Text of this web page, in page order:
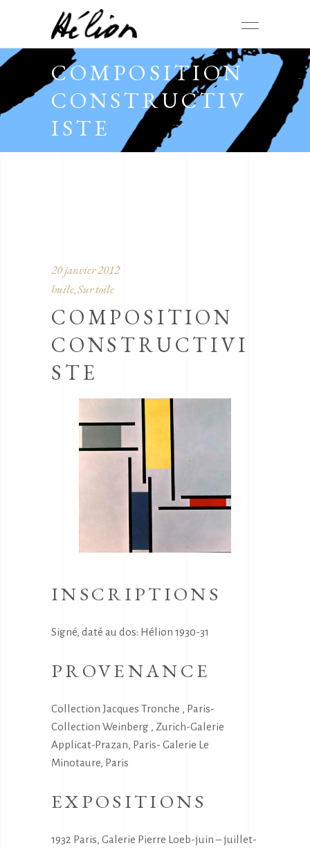
COMPOSITION
CONSTRUCTIV
ISTE
20 janvier 2012
huile, Sur toile
COMPOSITION
CONSTRUCTIVI
STE
INSCRIPTIONS
Signé, daté au dos: Hélion 1930-31
PROVENANCE
Collection Jacques Tronche , Paris-
Collection Weinberg , Zurich-Galerie
Applicat-Prazan, Paris- Galerie Le
Minotaure, Paris
EXPOSITIONS
1932 Paris, Galerie Pierre Loeb-juin – juillet-